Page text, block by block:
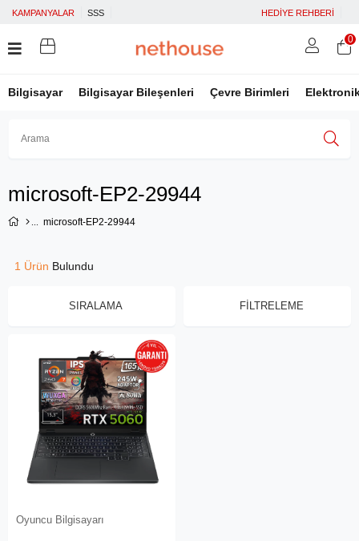
KAMPANYALAR SSS HEDİYE REHBERİ
Bilgisayar Bilgisayar Bileşenleri Çevre Birimleri
0
microsoft-EP2-29944
microsoft-EP2-29944
FILTRELEME
SIRALAMA
1 Ürün
Oyuncu Bilgisayarı